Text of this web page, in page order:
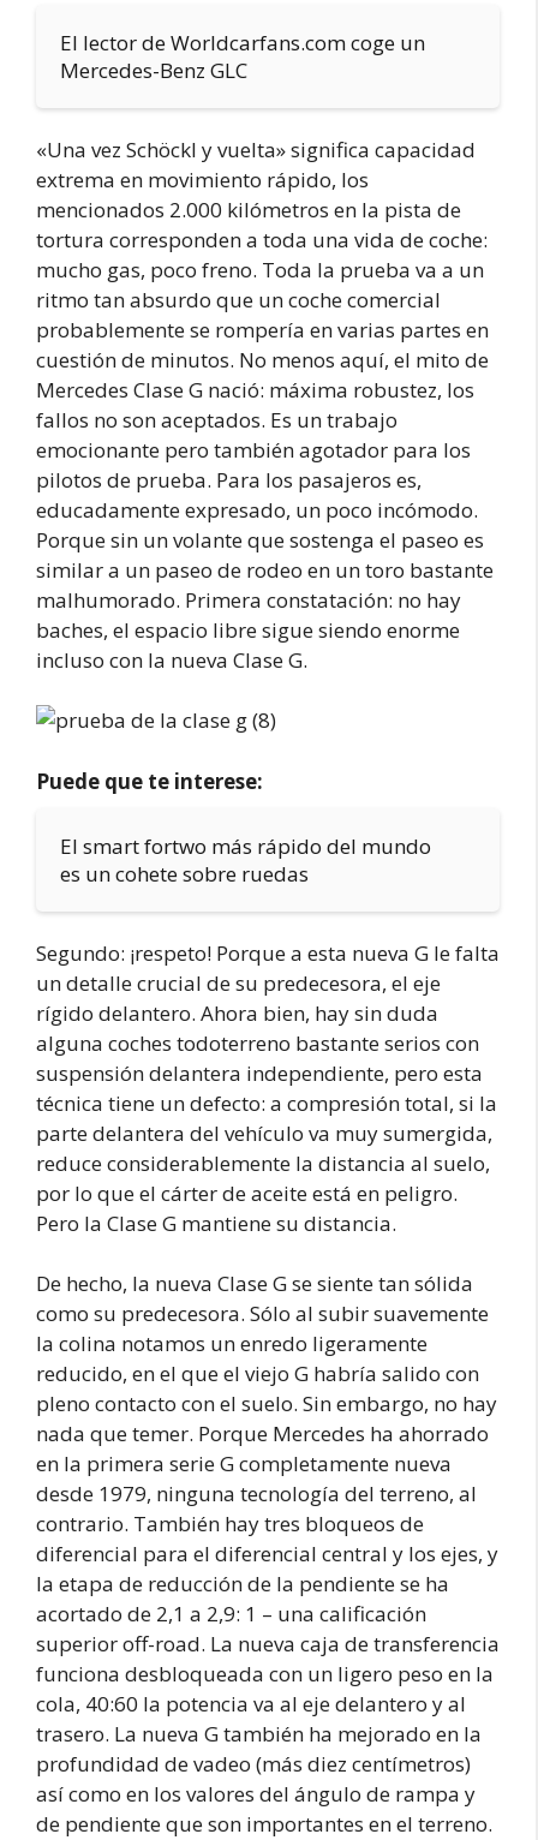
El lector de Worldcarfans.com coge un
Mercedes-Benz GLC
«Una vez Schöckl y vuelta» significa capacidad
extrema en movimiento rápido, los
mencionados 2.000 kilómetros en la pista de
tortura corresponden a toda una vida de coche:
mucho gas, poco freno. Toda la prueba va a un
ritmo tan absurdo que un coche comercial
probablemente se rompería en varias partes en
cuestión de minutos. No menos aquí, el mito de
Mercedes Clase G nació: máxima robustez, los
fallos no son aceptados. Es un trabajo
emocionante pero también agotador para los
pilotos de prueba. Para los pasajeros es,
educadamente expresado, un poco incómodo.
Porque sin un volante que sostenga el paseo es
similar a un paseo de rodeo en un toro bastante
malhumorado. Primera constatación: no hay
baches, el espacio libre sigue siendo enorme
incluso con la nueva Clase G.
Puede que te interese:
El smart fortwo más rápido del mundo
es un cohete sobre ruedas
Segundo: ¡respeto! Porque a esta nueva G le falta
un detalle crucial de su predecesora, el eje
rígido delantero. Ahora bien, hay sin duda
alguna coches todoterreno bastante serios con
suspensión delantera independiente, pero esta
técnica tiene un defecto: a compresión total, si la
parte delantera del vehículo va muy sumergida,
reduce considerablemente la distancia al suelo,
por lo que el cárter de aceite está en peligro.
Pero la Clase G mantiene su distancia.
De hecho, la nueva Clase G se siente tan sólida
como su predecesora. Sólo al subir suavemente
la colina notamos un enredo ligeramente
reducido, en el que el viejo G habría salido con
pleno contacto con el suelo. Sin embargo, no hay
nada que temer. Porque Mercedes ha ahorrado
en la primera serie G completamente nueva
desde 1979, ninguna tecnología del terreno, al
contrario. También hay tres bloqueos de
diferencial para el diferencial central y los ejes, y
la etapa de reducción de la pendiente se ha
acortado de 2,1 a 2,9: 1 – una calificación
superior off-road. La nueva caja de transferencia
funciona desbloqueada con un ligero peso en la
cola, 40:60 la potencia va al eje delantero y al
trasero. La nueva G también ha mejorado en la
profundidad de vadeo (más diez centímetros)
así como en los valores del ángulo de rampa y
de pendiente que son importantes en el terreno.